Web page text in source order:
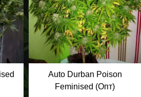
Auto Durban Poison
Feminised (Опт)